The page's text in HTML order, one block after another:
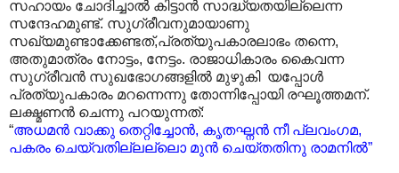
സഹായം ചോദിച്ചാൽ കിട്ടാൻ സാദ്ധ്യതയില്ലെന്ന
സന്ദേഹമുണ്ട്. സുഗ്രീവനുമായാണു
സഖ്യമുണ്ടാക്കേണ്ടത്,പ്രത്യുപകാരലാഭം തന്നെ,
അതുമാത്രം നോട്ടം, നേട്ടം. രാജാധികാരം കൈവന്ന
സുഗ്രീവൻ സുഖഭോഗങ്ങളിൽ മുഴുകി യപ്പോൾ
പ്രത്യുപകാരം മറന്നെന്നു തോന്നിപ്പോയി രഘൂത്തമന്.
ലക്ഷ്മണൻ ചെന്നു പറയുന്നത്:
“അധമൻ വാക്കു തെറ്റിച്ചോൻ, കൃതഘ്നൻ നീ പ്ലവംഗമ,
പകരം ചെയ്‌വതില്ലല്ലൊ മുൻ ചെയ്തതിനു രാമനിൽ”